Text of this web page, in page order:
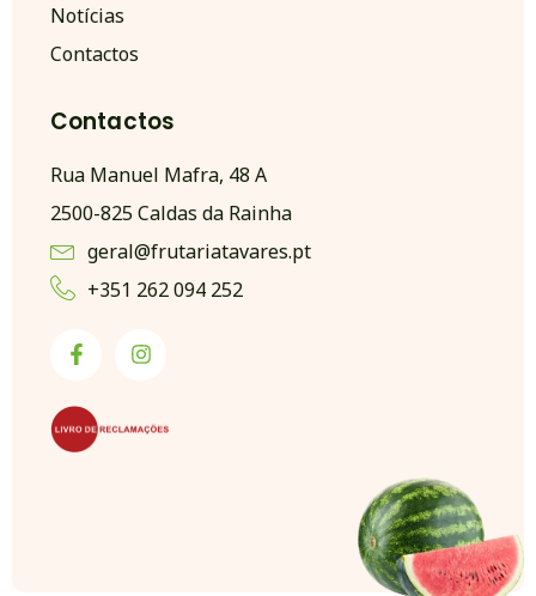
Notícias
Contactos
Contactos
Rua Manuel Mafra, 48 A
2500-825 Caldas da Rainha
geral@frutariatavares.pt
+351 262 094 252